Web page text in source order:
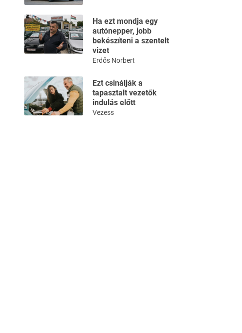
Ha ezt mondja egy
autónepper, jobb
bekészíteni a szentelt
vizet
Erdős Norbert
Ezt csinálják a
tapasztalt vezetők
indulás előtt
Vezess